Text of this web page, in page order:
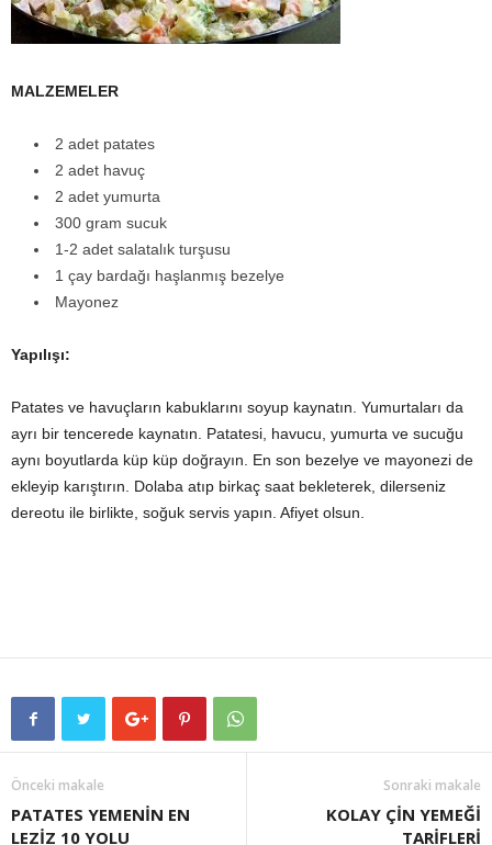
MALZEMELER
2 adet patates
2 adet havuç
2 adet yumurta
300 gram sucuk
1-2 adet salatalık turşusu
1 çay bardağı haşlanmış bezelye
Mayonez
Yapılışı:
Patates ve havuçların kabuklarını soyup kaynatın. Yumurtaları da
ayrı bir tencerede kaynatın. Patatesi, havucu, yumurta ve sucuğu
aynı boyutlarda küp küp doğrayın. En son bezelye ve mayonezi de
ekleyip karıştırın. Dolaba atıp birkaç saat bekleterek, dilerseniz
dereotu ile birlikte, soğuk servis yapın. Afiyet olsun.
Önceki makale
PATATES YEMENİN EN
LEZİZ 10 YOLU
Sonraki makale
KOLAY ÇİN YEMEĞİ
TARİFLERİ